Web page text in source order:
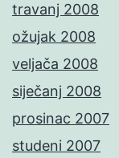
travanj 2008
ožujak 2008
veljača 2008
siječanj 2008
prosinac 2007
studeni 2007